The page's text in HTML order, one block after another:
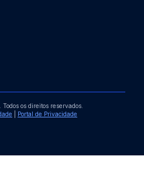
os direitos reservados.
Portal de Privacidade